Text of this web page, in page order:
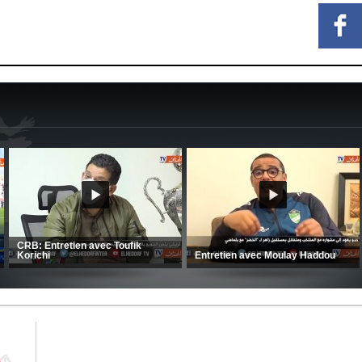
Ligue 1
MCO 5 –
(Coupe de la CAF) Nkana FC 1 -
CRB 0
des hommes
poursuit en Tunisie